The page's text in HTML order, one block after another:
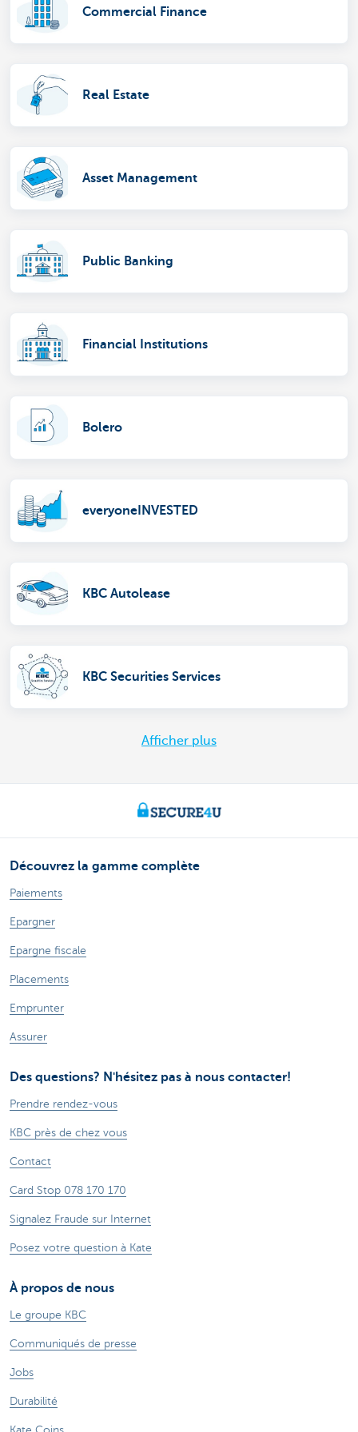
Commercial Finance
Real Estate
Asset Management
Public Banking
Financial Institutions
Bolero
everyoneINVESTED
KBC Autolease
KBC Securities Services
Afficher plus
Découvrez la gamme complète
Paiements
Epargner
Epargne fiscale
Placements
Emprunter
Assurer
Des questions? N'hésitez pas à nous contacter!
Prendre rendez-vous
KBC près de chez vous
Contact
Card Stop 078 170 170
Signalez Fraude sur Internet
Posez votre question à Kate
À propos de nous
Le groupe KBC
Communiqués de presse
Jobs
Durabilité